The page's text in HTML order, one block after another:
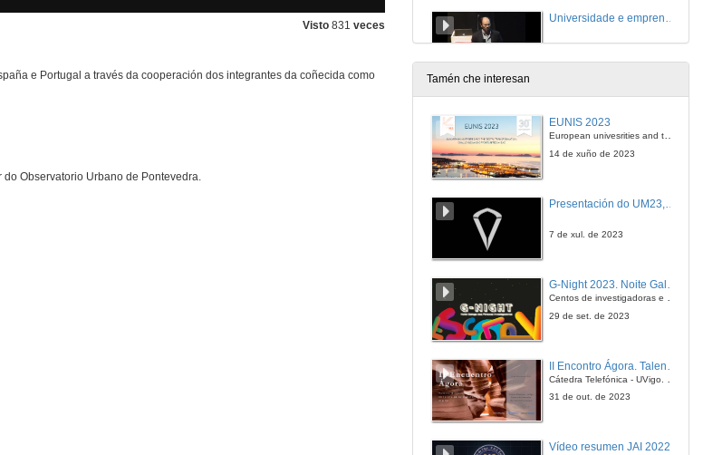
Visto 831 veces
e Portugal a través da cooperación dos integrantes da coñecida como
Observatorio Urbano de Pontevedra.
Universidade e emprendemento. Cuestións
23 de out. de 2014
23 de out. de 2014
23 de out. de 2014
Tamén che interesan
EUNIS 2023
European univesrities and the digital transformation: challenges and opportunities ahead
14 de xuño de 2023
7 de xul. de 2023
G-Night 2023. Noite Galega das Persoas Investigadoras. Conciencias creativas
Centos de investigadoras e investigadores, decenas de actividades e sete cidades
29 de set. de 2023
Cátedra Telefónica - UVigo. Espazos de innovación
31 de out. de 2023
Vídeo resumen JAI 2022